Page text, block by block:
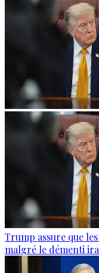
Trump assure que
malgré le démenti